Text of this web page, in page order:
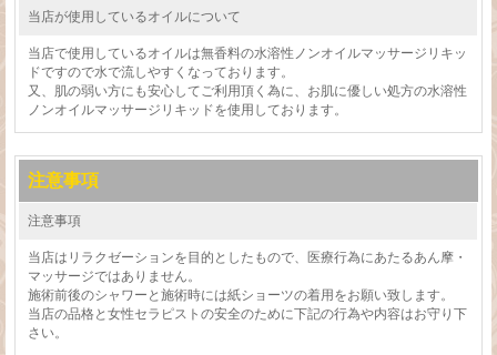
当店が使用しているオイルについて
当店で使用しているオイルは無香料の水溶性ノンオイルマッサージリキッ
ドですので水で流しやすくなっております。
又、肌の弱い方にも安心してご利用頂く為に、お肌に優しい処方の水溶性
ノンオイルマッサージリキッドを使用しております。
注意事項
注意事項
当店はリラクゼーションを目的としたもので、医療行為にあたるあん摩・
マッサージではありません。
施術前後のシャワーと施術時には紙ショーツの着用をお願い致します。
当店の品格と女性セラピストの安全のために下記の行為や内容はお守り下
さい。